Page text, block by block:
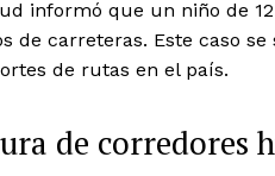
About
Contact
My
informó que un niño de
de carreteras. Este caso
de rutas en el país.
de corredores